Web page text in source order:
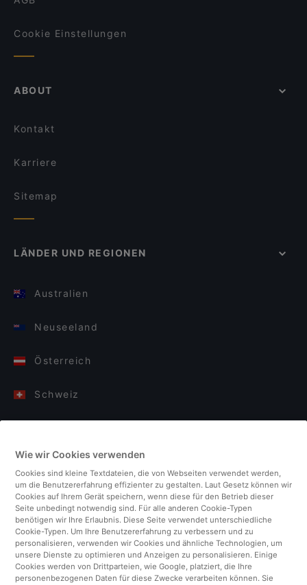
Cookie Einstellungen
ABOUT
Kontakt
Karriere
Sitemap
LÄNDER UND REGIONEN
Australien
Neuseeland
Österreich
Schweiz
Italien
Finnland
Vereinigtes Königreich
Türkei
Wie wir Cookies verwenden
Cookies sind kleine Textdateien, die von Webseiten verwendet werden,
um die Benutzererfahrung effizienter zu gestalten. Laut Gesetz können wir
Cookies auf Ihrem Gerät speichern, wenn diese für den Betrieb dieser
Seite unbedingt notwendig sind. Für alle anderen Cookie-Typen
benötigen wir Ihre Erlaubnis. Diese Seite verwendet unterschiedliche
Cookie-Typen. Um Ihre Benutzererfahrung zu verbessern und zu
personalisieren, verwenden wir Cookies und ähnliche Technologien, um
unsere Dienste zu optimieren und Anzeigen zu personalisieren. Einige
Cookies werden von Drittparteien, wie Google, platziert, die Ihre
personenbezogenen Daten für diese Zwecke verarbeiten können. Sie